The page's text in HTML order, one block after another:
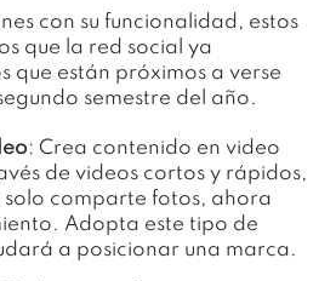
con su funcionalidad, estos
que la red social ya
que están próximos a verse
semestre del año.
: Crea contenido en video
de videos cortos y rápidos,
comparte fotos, ahora
Adopta este tipo de
a posicionar una marca.